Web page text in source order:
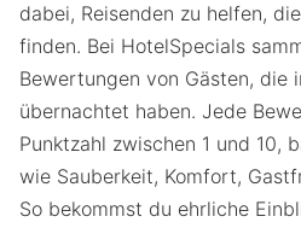
dabei, Reisenden zu helfen,
finden. Bei HotelSpecials
Bewertungen von Gästen, die
übernachtet haben. Jede
Punktzahl zwischen 1 und 10,
wie Sauberkeit, Komfort,
So bekommst du ehrliche